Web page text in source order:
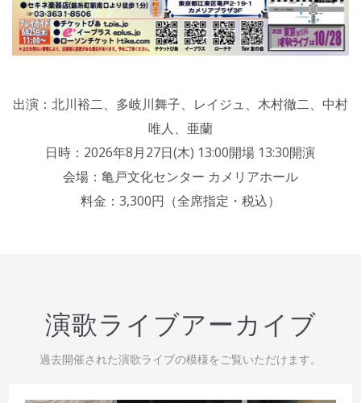
出演：北川裕二、多岐川舞子、レイジュ、木村徹二、中村
唯人、亜蘭
日時：2026年8月27日(木) 13:00開場 13:30開演
会場：亀戸文化センター カメリアホール
料金：3,300円（全席指定・税込）
演歌ライブアーカイブ
過去開催された演歌ライブの模様をご覧いただけます。